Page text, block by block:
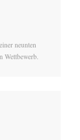
neunten
Wettbewerb.